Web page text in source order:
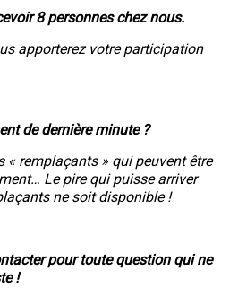
8 personnes chez nous.
apporterez votre participation
de dernière minute ?
« remplaçants » qui peuvent être
Le pire qui puisse arriver
ne soit disponible !
pour toute question qui ne
!